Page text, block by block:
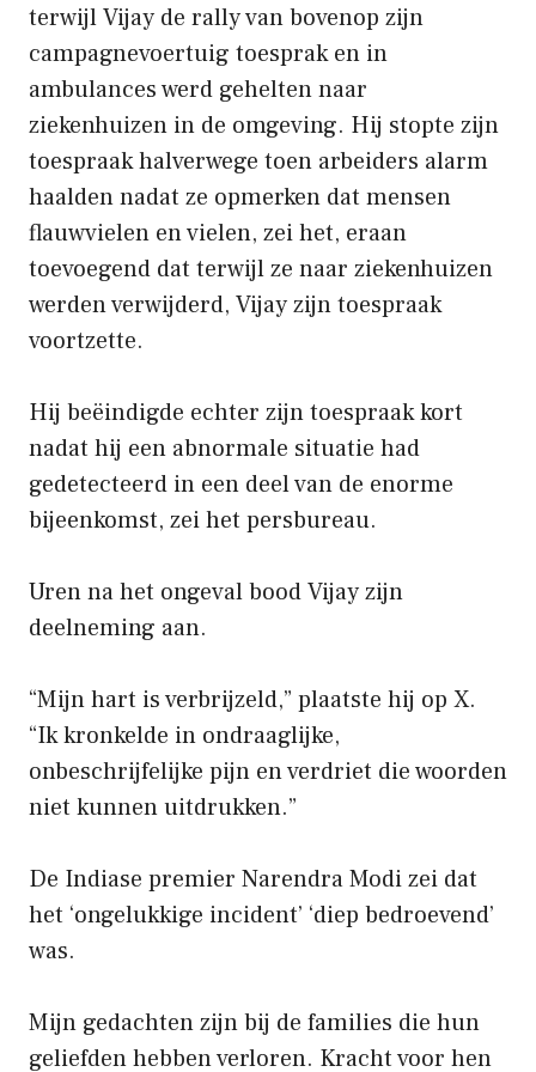
terwijl Vijay de rally van bovenop zijn
campagnevoertuig toesprak en in
ambulances werd gehelten naar
ziekenhuizen in de omgeving. Hij stopte zijn
toespraak halverwege toen arbeiders alarm
haalden nadat ze opmerken dat mensen
flauwvielen en vielen, zei het, eraan
toevoegend dat terwijl ze naar ziekenhuizen
werden verwijderd, Vijay zijn toespraak
voortzette.
Hij beëindigde echter zijn toespraak kort
nadat hij een abnormale situatie had
gedetecteerd in een deel van de enorme
bijeenkomst, zei het persbureau.
Uren na het ongeval bood Vijay zijn
deelneming aan.
“Mijn hart is verbrijzeld,” plaatste hij op X.
“Ik kronkelde in ondraaglijke,
onbeschrijfelijke pijn en verdriet die woorden
niet kunnen uitdrukken.”
De Indiase premier Narendra Modi zei dat
het ‘ongelukkige incident’ ‘diep bedroevend’
was.
Mijn gedachten zijn bij de families die hun
geliefden hebben verloren. Kracht voor hen